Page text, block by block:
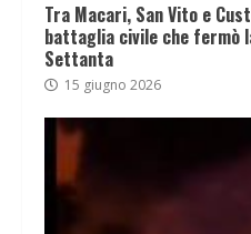
Tra Macari, San Vito e
battaglia civile che fermò
Settanta
15 giugno 2026